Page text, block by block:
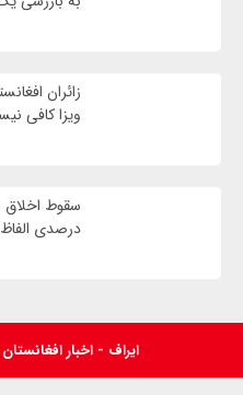
ویزا کافی
درصدی
ایراف - اخبار افغانستان